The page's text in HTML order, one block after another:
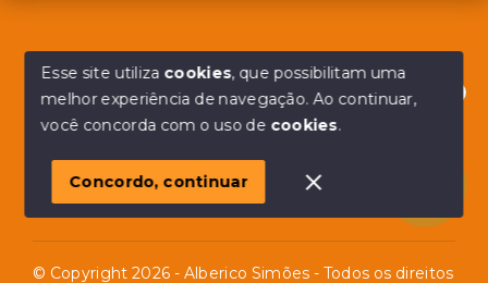
Olá! em posso ajudar?
Menu
Contato
© Copyright 2026 - Alberico Simões - Todos os direitos
Esse site utiliza cookies, que possibilitam uma
melhor experiência de navegação.Ao continuar,
você concorda com o uso de cookies.
Concordo, continuar